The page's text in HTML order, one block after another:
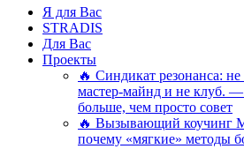
Я для Вас
STRADIS
Для Вас
Проекты
🔥 Синдикат резонанса:
мастер-майнд и не клуб.
больше, чем просто совет
🔥 Вызывающий коучинг
почему «мягкие» методы